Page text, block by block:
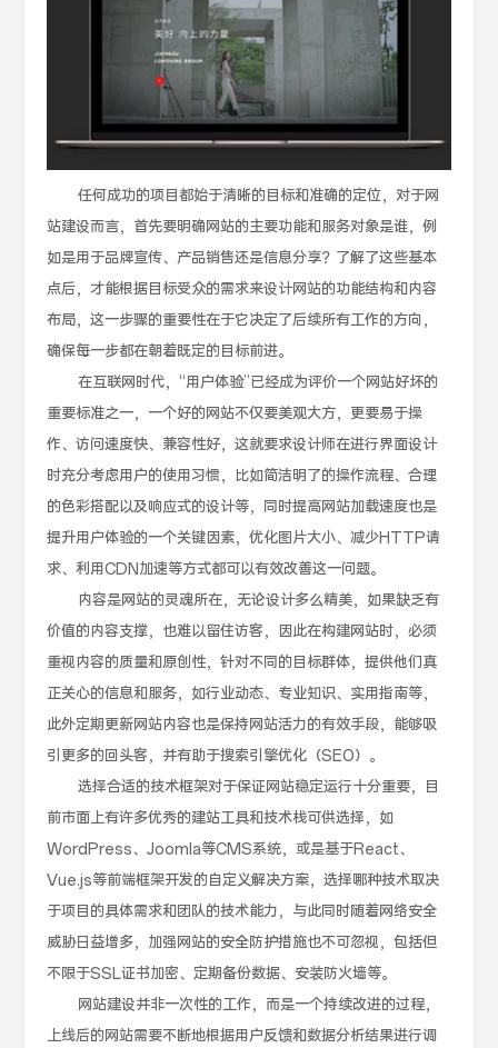
任何成功的项目都始于清晰的目标和准确的定位，对于网
站建设而言，首先要明确网站的主要功能和服务对象是谁，例
如是用于品牌宣传、产品销售还是信息分享？了解了这些基本
点后，才能根据目标受众的需求来设计网站的功能结构和内容
布局，这一步骤的重要性在于它决定了后续所有工作的方向，
确保每一步都在朝着既定的目标前进。
在互联网时代，“用户体验”已经成为评价一个网站好坏的
重要标准之一，一个好的网站不仅要美观大方，更要易于操
作、访问速度快、兼容性好，这就要求设计师在进行界面设计
时充分考虑用户的使用习惯，比如简洁明了的操作流程、合理
的色彩搭配以及响应式的设计等，同时提高网站加载速度也是
提升用户体验的一个关键因素，优化图片大小、减少HTTP请
求、利用CDN加速等方式都可以有效改善这一问题。
内容是网站的灵魂所在，无论设计多么精美，如果缺乏有
价值的内容支撑，也难以留住访客，因此在构建网站时，必须
重视内容的质量和原创性，针对不同的目标群体，提供他们真
正关心的信息和服务，如行业动态、专业知识、实用指南等，
此外定期更新网站内容也是保持网站活力的有效手段，能够吸
引更多的回头客，并有助于搜索引擎优化（SEO）。
选择合适的技术框架对于保证网站稳定运行十分重要，目
前市面上有许多优秀的建站工具和技术栈可供选择，如
WordPress、Joomla等CMS系统，或是基于React、
Vue.js等前端框架开发的自定义解决方案，选择哪种技术取决
于项目的具体需求和团队的技术能力，与此同时随着网络安全
威胁日益增多，加强网站的安全防护措施也不可忽视，包括但
不限于SSL证书加密、定期备份数据、安装防火墙等。
网站建设并非一次性的工作，而是一个持续改进的过程，
上线后的网站需要不断地根据用户反馈和数据分析结果进行调